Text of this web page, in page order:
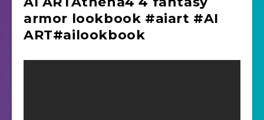
armor lookbook #aiart #AI
ART#ailookbook